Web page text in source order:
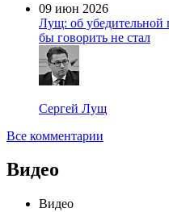
09 июн 2026
Лущ: об убедительной
бы говорить не стал
Сергей Лущ
Все комментарии
Видео
Видео